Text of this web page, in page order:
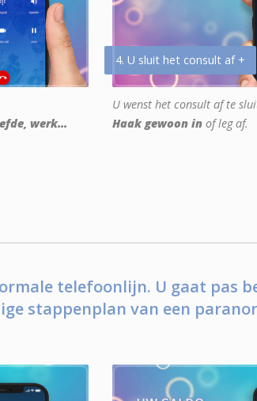
werk...
4. U sluit het consult af +
U wenst het consult af te
Haak gewoon in of leg af.
telefoonlijn. U gaat pas
stappenplan van een